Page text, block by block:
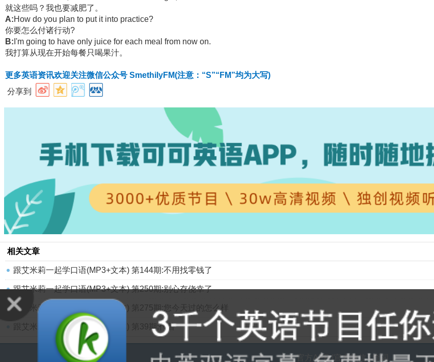
就这些吗？我也要减肥了。
A:How do you plan to put it into practice?
你要怎么付诸行动?
B: I'm going to have only juice for each meal from now on.
我打算从现在开始每餐只喝果汁。
更多英语资讯欢迎关注微信公众号 SmethilyFM(注意：“S”“FM”均为大写)
分享到
相关文章
跟艾米莉一起学口语(MP3+文本) 第144期:不用找零钱了
跟艾米莉一起学口语(MP3+文本) 第250期:别心存侥幸了
跟艾米莉一起学口语(MP3+文本) 第275期:您今天过的怎么样
跟艾米莉一起学口语(MP3+文本) 第39期:代替
官方APP|官方微信|查词